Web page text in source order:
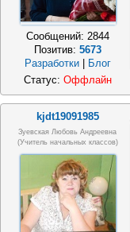
Сообщений: 2844
Позитив: 5673
Разработки
Блог
Статус: Оффлайн
kjdt19091985
Зуевская Любовь Андреевна
(учитель начальных классов)